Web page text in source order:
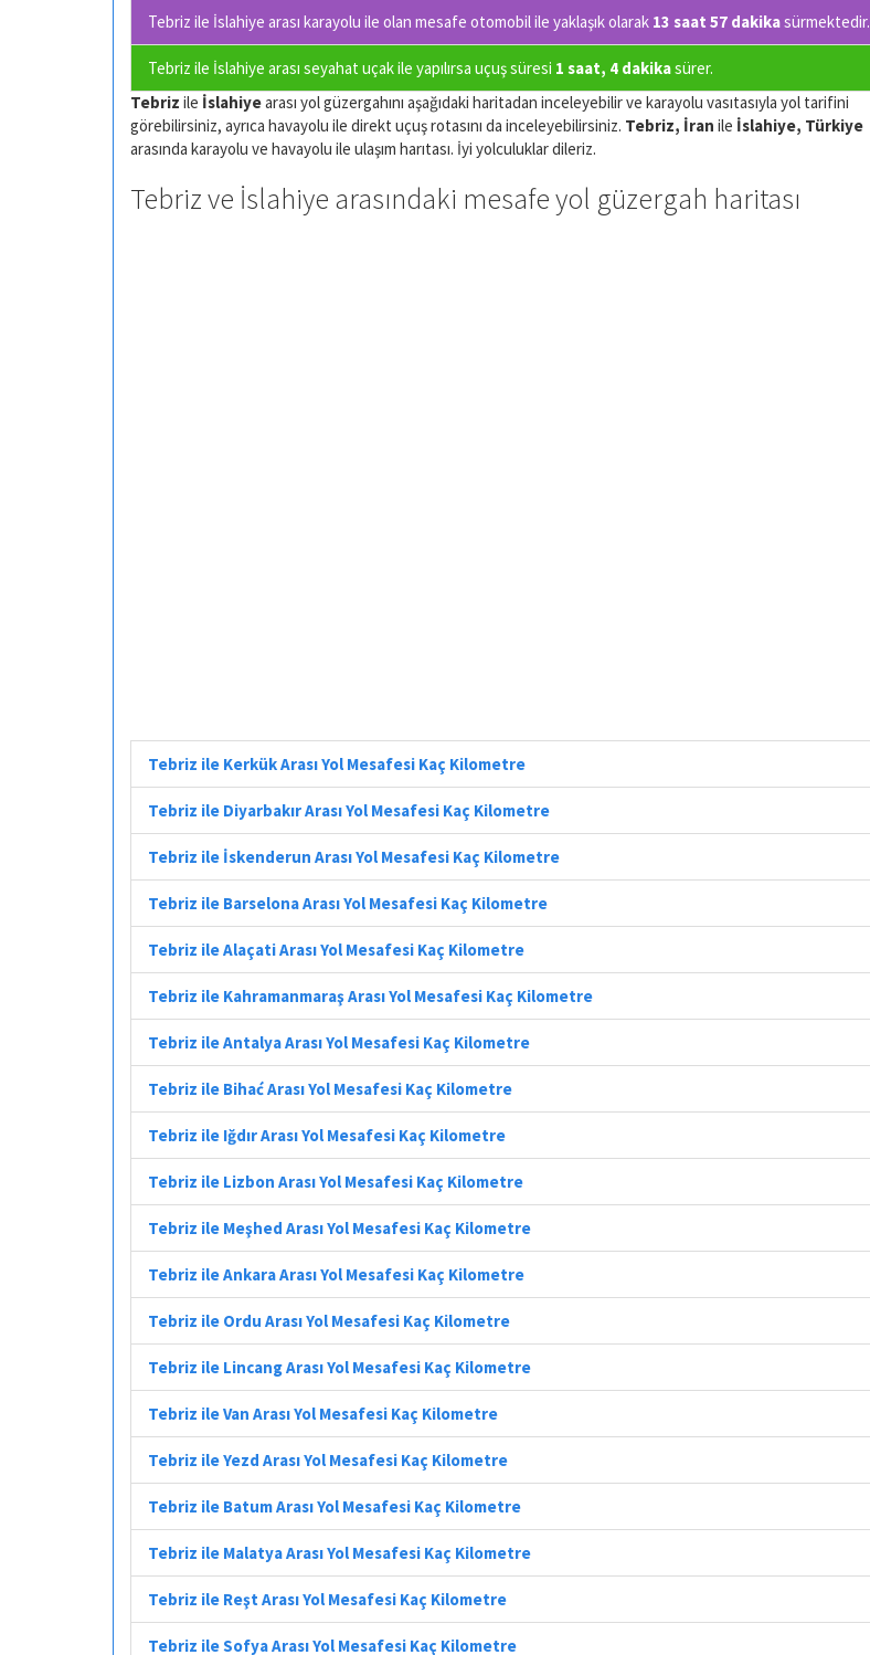
Tebriz ile İslahiye arası karayolu ile olan mesafe otomobil ile yaklaşık olarak 13 saat 57 dakikasürmektedir.
Tebriz ile İslahiye arası seyahat uçak ile yapılırsa uçuş süresi 1 saat, 4 dakikasürer.
Tebriz ile İslahiyearası yol güzergahını aşağıdaki haritadan inceleyebilir ve karayolu vasıtasıyla yol tarifini
görebilirsiniz, ayrıca havayolu ile direkt uçuş rotasını da inceleyebilirsiniz. Tebriz, İran ile İslahiye, Türkiye
arasında karayolu ve havayolu ile ulaşım harıtası. İyi yolculuklar dileriz.
Tebriz ve İslahiye arasındaki mesafe yol güzergah haritası
Tebriz ile Kerkük Arası Yol Mesafesi Kaç Kilometre
Tebriz ile Diyarbakır Arası Yol Mesafesi Kaç Kilometre
Tebriz ile İskenderun Arası Yol Mesafesi Kaç Kilometre
Tebriz ile Barselona Arası Yol Mesafesi Kaç Kilometre
Tebriz ile Alaçati Arası Yol Mesafesi Kaç Kilometre
Tebriz ile Kahramanmaraş Arası Yol Mesafesi Kaç Kilometre
Tebriz ile Antalya Arası Yol Mesafesi Kaç Kilometre
Tebriz ile Bihać Arası Yol Mesafesi Kaç Kilometre
Tebriz ile Iğdır Arası Yol Mesafesi Kaç Kilometre
Tebriz ile Lizbon Arası Yol Mesafesi Kaç Kilometre
Tebriz ile Meşhed Arası Yol Mesafesi Kaç Kilometre
Tebriz ile Ankara Arası Yol Mesafesi Kaç Kilometre
Tebriz ile Ordu Arası Yol Mesafesi Kaç Kilometre
Tebriz ile Lincang Arası Yol Mesafesi Kaç Kilometre
Tebriz ile Van Arası Yol Mesafesi Kaç Kilometre
Tebriz ile Yezd Arası Yol Mesafesi Kaç Kilometre
Tebriz ile Batum Arası Yol Mesafesi Kaç Kilometre
Tebriz ile Malatya Arası Yol Mesafesi Kaç Kilometre
Tebriz ile Reşt Arası Yol Mesafesi Kaç Kilometre
Tebriz ile Sofya Arası Yol Mesafesi Kaç Kilometre